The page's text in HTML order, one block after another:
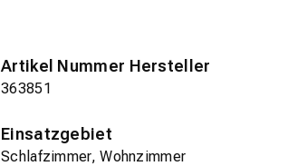
Artikel Nummer Hersteller
363851
Einsatzgebiet
Schlafzimmer, Wohnzimmer